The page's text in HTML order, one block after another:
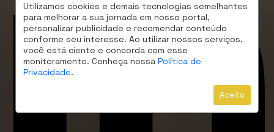
Utilizamos cookies e demais tecnologias semelhantes
para melhorar a sua jornada em nosso portal,
personalizar publicidade e recomendar conteúdo
conforme seu interesse. Ao utilizar nossos serviços,
você está ciente e concorda com esse
monitoramento. Conheça nossa Política de
Privacidade.
Aceito